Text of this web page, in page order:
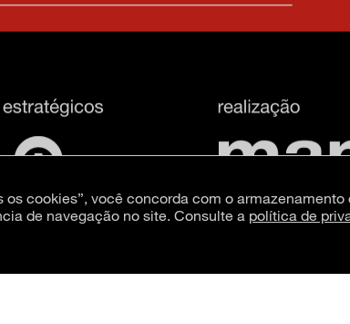
cookies”, você concorda com o
de navegação no site. Consulte a política de